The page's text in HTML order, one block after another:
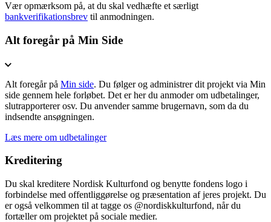
Vær opmærksom på, at du skal vedhæfte et særligt
bankverifikationsbrev til anmodningen.
Alt foregår på Min Side
Alt foregår på Min side. Du følger og administrer dit projekt via Min
side gennem hele forløbet. Det er her du anmoder om udbetalinger,
slutrapporterer osv. Du anvender samme brugernavn, som da du
indsendte ansøgningen.
Læs mere om udbetalinger
Kreditering
Du skal kreditere Nordisk Kulturfond og benytte fondens logo i
forbindelse med offentliggørelse og præsentation af jeres projekt. Du
er også velkommen til at tagge os @nordiskkulturfond, når du
fortæller om projektet på sociale medier.